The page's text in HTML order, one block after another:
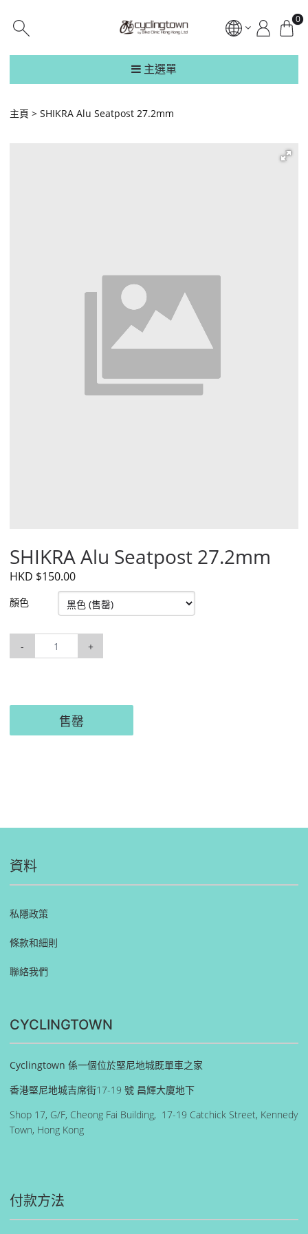
0
主選單
主頁 SHIKRA Alu Seatpost 27.2mm
SHIKRA Alu Seatpost 27.2mm
HKD $150.00
顏色
- +
售罄
資料
私隱政策
條款和細則
聯絡我們
CYCLINGTOWN
Cyclingtown 係一個位於堅尼地城既單車之家
香港堅尼地城吉席街17-19 號 昌輝大廈地下
Shop 17, G/F, Cheong Fai Building, 17-19 Catchick Street, Kennedy
Town, Hong Kong
付款方法